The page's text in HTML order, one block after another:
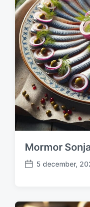
Mormor
P
l
5 december,